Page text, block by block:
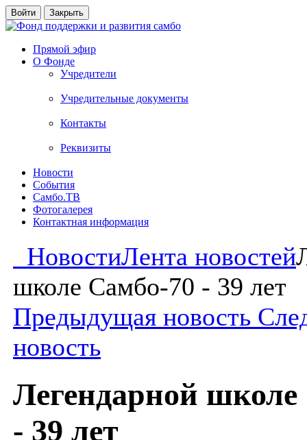
Прямой эфир
О Фонде
Учредители
Учредительные документы
Контакты
Реквизиты
Новости
События
Самбо.ТВ
Фотогалерея
Контактная информация
НовостиЛента новостей
школе Самбо-70 - 39 лет
Предыдущая новость
новость
Легендарной
- 39 лет